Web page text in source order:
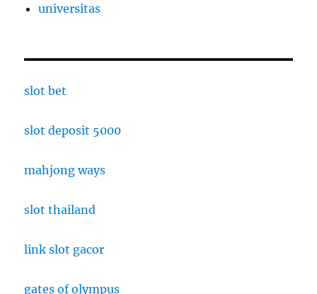
universitas
slot bet
slot deposit 5000
mahjong ways
slot thailand
link slot gacor
gates of olympus